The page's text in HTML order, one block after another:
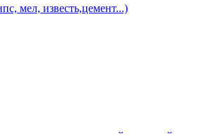
мел, известь,цемент...)